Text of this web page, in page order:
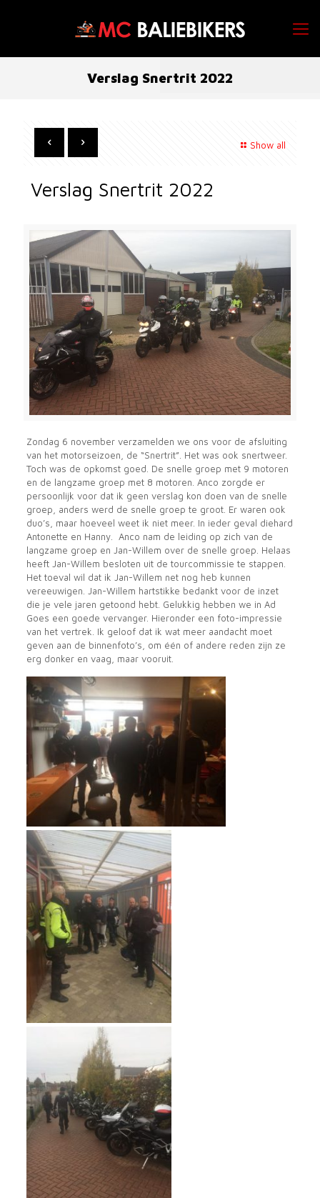
Verslag Snertrit 2022
Show all
Verslag Snertrit 2022
Zondag 6 november verzamelden we ons voor de afsluiting
van het motorseizoen, de “Snertrit”. Het was ook snertweer.
Toch was de opkomst goed. De snelle groep met 9 motoren
en de langzame groep met 8 motoren. Anco zorgde er
persoonlijk voor dat ik geen verslag kon doen van de snelle
groep, anders werd de snelle groep te groot. Er waren ook
duo’s, maar hoeveel weet ik niet meer. In ieder geval diehard
Antonette en Hanny. Anco nam de leiding op zich van de
langzame groep en Jan-Willem over de snelle groep. Helaas
heeft Jan-Willem besloten uit de tourcommissie te stappen.
Het toeval wil dat ik Jan-Willem net nog heb kunnen
vereeuwigen. Jan-Willem hartstikke bedankt voor de inzet
die je vele jaren getoond hebt. Gelukkig hebben we in Ad
Goes een goede vervanger. Hieronder een foto-impressie
van het vertrek. Ik geloof dat ik wat meer aandacht moet
geven aan de binnenfoto’s, om één of andere reden zijn ze
erg donker en vaag, maar vooruit.